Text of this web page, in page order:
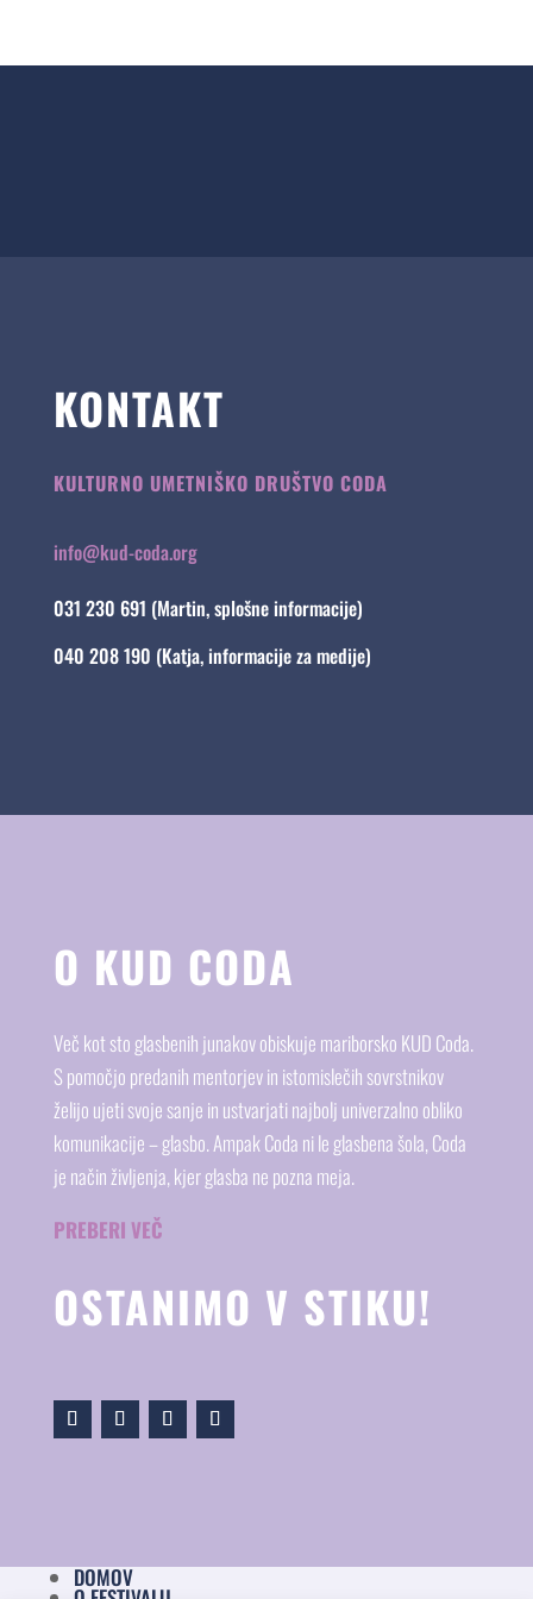
KONTAKT
KULTURNO UMETNIŠKO DRUŠTVO CODA
info@kud-coda.org
031 230 691 (Martin, splošne informacije)
040 208 190 (Katja, informacije za medije)
O KUD CODA
Več kot sto glasbenih junakov obiskuje mariborsko KUD Coda.
S pomočjo predanih mentorjev in istomislečih sovrstnikov
želijo ujeti svoje sanje in ustvarjati najbolj univerzalno obliko
komunikacije – glasbo. Ampak Coda ni le glasbena šola, Coda
je način življenja, kjer glasba ne pozna meja.
PREBERI VEČ
OSTANIMO V STIKU!
DOMOV